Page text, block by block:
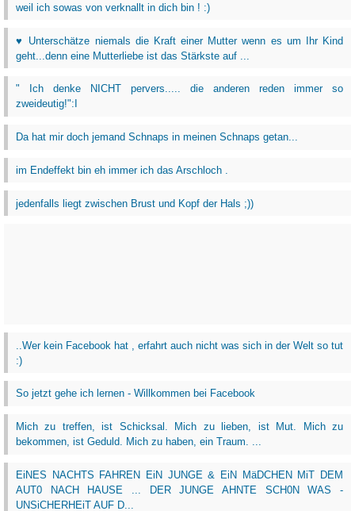
weil ich sowas von verknallt in dich bin ! :)
♥ Unterschätze niemals die Kraft einer Mutter wenn es um Ihr Kind
geht...denn eine Mutterliebe ist das Stärkste auf ...
" Ich denke NICHT pervers..... die anderen reden immer so
zweideutig!":I
Da hat mir doch jemand Schnaps in meinen Schnaps getan...
im Endeffekt bin eh immer ich das Arschloch .
jedenfalls liegt zwischen Brust und Kopf der Hals ;))
..Wer kein Facebook hat , erfahrt auch nicht was sich in der Welt so tut
:)
So jetzt gehe ich lernen - Willkommen bei Facebook
Mich zu treffen, ist Schicksal. Mich zu lieben, ist Mut. Mich zu
bekommen, ist Geduld. Mich zu haben, ein Traum. ...
EiNES NACHTS FAHREN EiN JUNGE & EiN MäDCHEN MiT DEM
AUT0 NACH HAUSE ... DER JUNGE AHNTE SCH0N WAS -
UNSiCHERHEiT AUF D...